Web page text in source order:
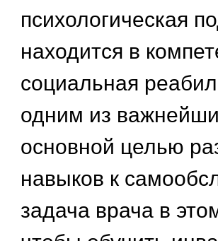
психологическая
находится в
социальная
одним из
основной целью
навыков к
задача врача в